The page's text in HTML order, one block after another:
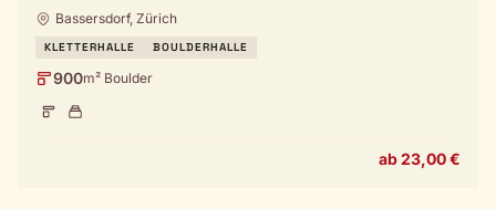
Bassersdorf, Zürich
KLETTERHALLE BOULDERHALLE
900m² Boulder
ab 23,00 €